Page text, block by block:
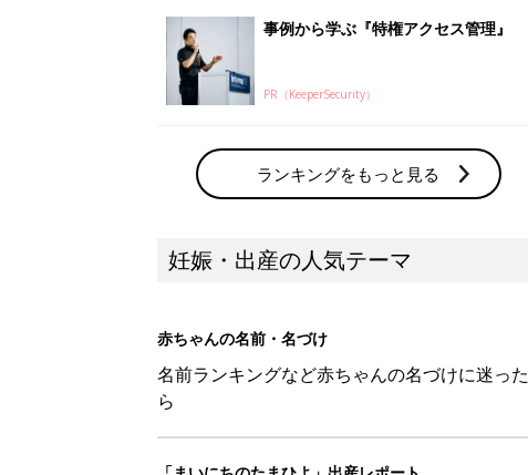
事例から学ぶ『特権アクセス管理』
PR（KeeperSecurity）
ランキングをもっと見る
妊娠・出産の人気テーマ
赤ちゃんの名前・名づけ
名前ランキングなど赤ちゃんの名づけに迷った
ら